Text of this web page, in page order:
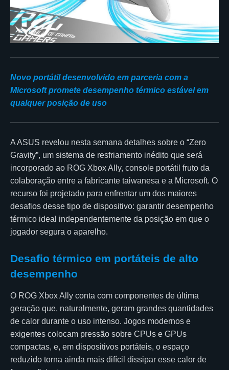
Novo portátil desenvolvido em parceria com a
Microsoft promete desempenho térmico estável em
qualquer posição de uso
A ASUS revelou nesta semana detalhes sobre o “Zero
Gravity”, um sistema de resfriamento inédito que será
incorporado ao ROG Xbox Ally, console portátil fruto da
colaboração entre a fabricante taiwanesa e a Microsoft. O
recurso foi projetado para enfrentar um dos maiores
desafios desse tipo de dispositivo: garantir desempenho
térmico ideal independentemente da posição em que o
jogador segura o aparelho.
Desafio térmico em portáteis de alto
desempenho
O ROG Xbox Ally conta com componentes de última
geração que, naturalmente, geram grandes quantidades
de calor durante o uso intenso. Jogos modernos e
exigentes colocam pressão sobre CPUs e GPUs
compactas, e, em dispositivos portáteis, o espaço
reduzido torna ainda mais difícil dissipar esse calor de